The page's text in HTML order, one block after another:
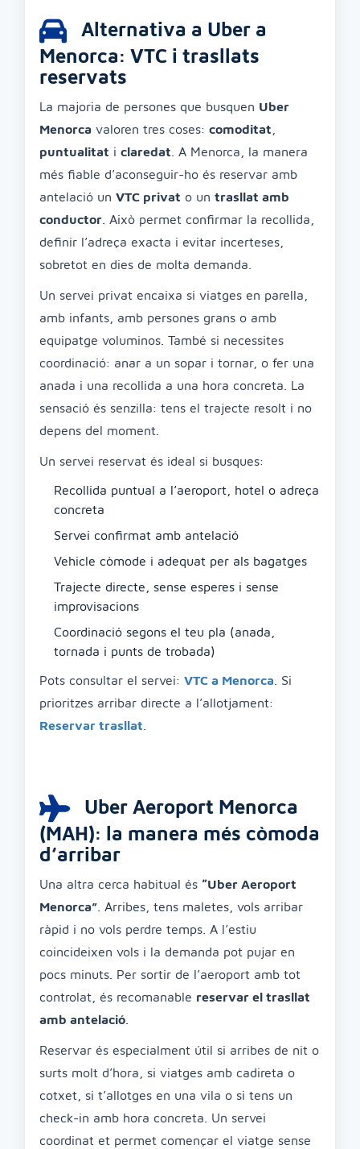
Alternativa a Uber a
Menorca: VTC i trasllats
reservats
La majoria de persones que busquen Uber
Menorca valoren tres coses: comoditat
puntualitat i claredat . A Menorca, la manera
més fiable d’aconseguir-ho és reservar amb
antelació un VTC privat o un trasllat amb
conductor . Això permet confirmar la recollida,
definir l’adreça exacta i evitar incerteses,
sobretot en dies de molta demanda.
Un servei privat encaixa si viatges en parella,
amb infants, amb persones grans o amb
equipatge voluminos. També si necessites
coordinació: anar a un sopar i tornar, o fer una
anada i una recollida a una hora concreta. La
sensació és senzilla: tens el trajecte resolt i no
depens del moment.
Un servei reservat és ideal si busques:
Recollida puntual a l’aeroport, hotel o adreça
concreta
Servei confirmat amb antelació
Vehicle còmode i adequat per als bagatges
Trajecte directe, sense esperes i sense
improvisacions
Coordinació segons el teu pla (anada,
tornada i punts de trobada)
Pots consultar el servei: VTC a Menorca . Si
prioritzes arribar directe a l’allotjament:
Reservar trasllat
Uber Aeroport Menorca
(MAH): la manera més còmoda
d’arribar
Una altra cerca habitual és “Uber Aeroport
Menorca” . Arribes, tens maletes, vols arribar
ràpid i no vols perdre temps. A l’estiu
coincideixen vols i la demanda pot pujar en
pocs minuts. Per sortir de l’aeroport amb tot
controlat, és recomanable reservar el trasllat
amb antelació
Reservar és especialment útil si arribes de nit o
surts molt d’hora, si viatges amb cadireta o
cotxet, si t’allotges en una vila o si tens un
check-in amb hora concreta. Un servei
coordinat et permet començar el viatge sense